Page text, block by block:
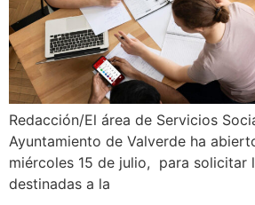
Redacción/El área de Servicios
Ayuntamiento de Valverde ha
miércoles 15 de julio, para solicitar
destinadas a la